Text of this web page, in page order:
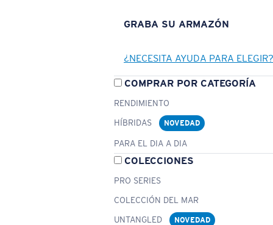
GRABA SU ARMAZÓN
¿NECESITA AYUDA PARA ELEGIR?
COMPRAR POR CATEGORÍA
RENDIMIENTO
HÍBRIDAS
NOVEDAD
PARA EL DIA A DIA
COLECCIONES
PRO SERIES
COLECCIÓN DEL MAR
UNTANGLED
NOVEDAD